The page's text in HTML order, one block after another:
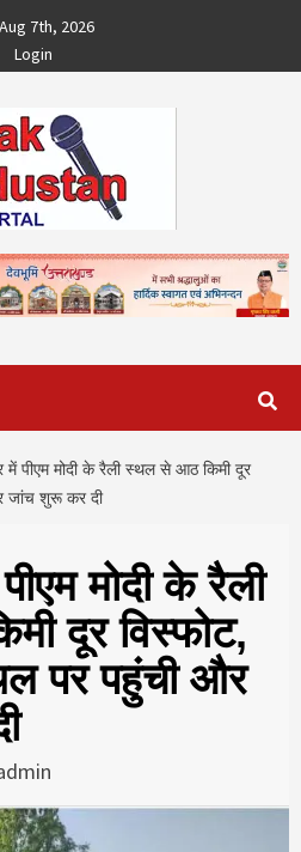
7th, 2026
Login
में पीएम मोदी के रैली स्थल से आठ किमी दूर
जांच शुरू कर दी
मोदी के रैली
दूर विस्फोट,
पर पहुंची और